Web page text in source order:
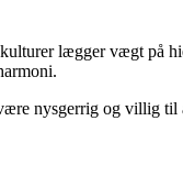
lægger vægt på
nysgerrig og villig til